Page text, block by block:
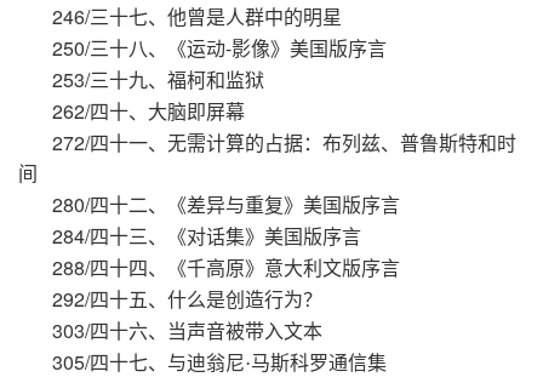
246/三十七、他曾是人群中的明星
250/三十八、《运动-影像》美国版序言
253/三十九、福柯和监狱
262/四十、大脑即屏幕
272/四十一、无需计算的占据：布列兹、普鲁斯特和时
间
280/四十二、《差异与重复》美国版序言
284/四十三、《对话集》美国版序言
288/四十四、《千高原》意大利文版序言
292/四十五、什么是创造行为？
303/四十六、当声音被带入文本
305/四十七、与迪翁尼·马斯科罗通信集